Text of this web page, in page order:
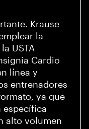
Krause
la
USTA
Cardio
línea y
entrenadores
ya que
específica
alto volumen